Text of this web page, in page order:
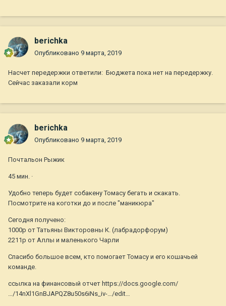
berichka
Опубликовано 9 марта, 2019
Насчет передержки ответили: Бюджета пока нет на передержку.
Сейчас заказали корм
berichka
Опубликовано 9 марта, 2019
Почтальон Рыжик
45 мин. ·
Удобно теперь будет собакену Томасу бегать и скакать.
Посмотрите на коготки до и после "маникюра"
Сегодня получено:
1000р от Татьяны Викторовны К. (лабрадорфорум)
2211р от Аллы и маленького Чарли
Спасибо большое всем, кто помогает Томасу и его кошачьей
команде.
ссылка на финансовый отчет https://docs.google.com/
…/14nXl1GnBJAPQZ8u50s6iNs_iv-…/edit…